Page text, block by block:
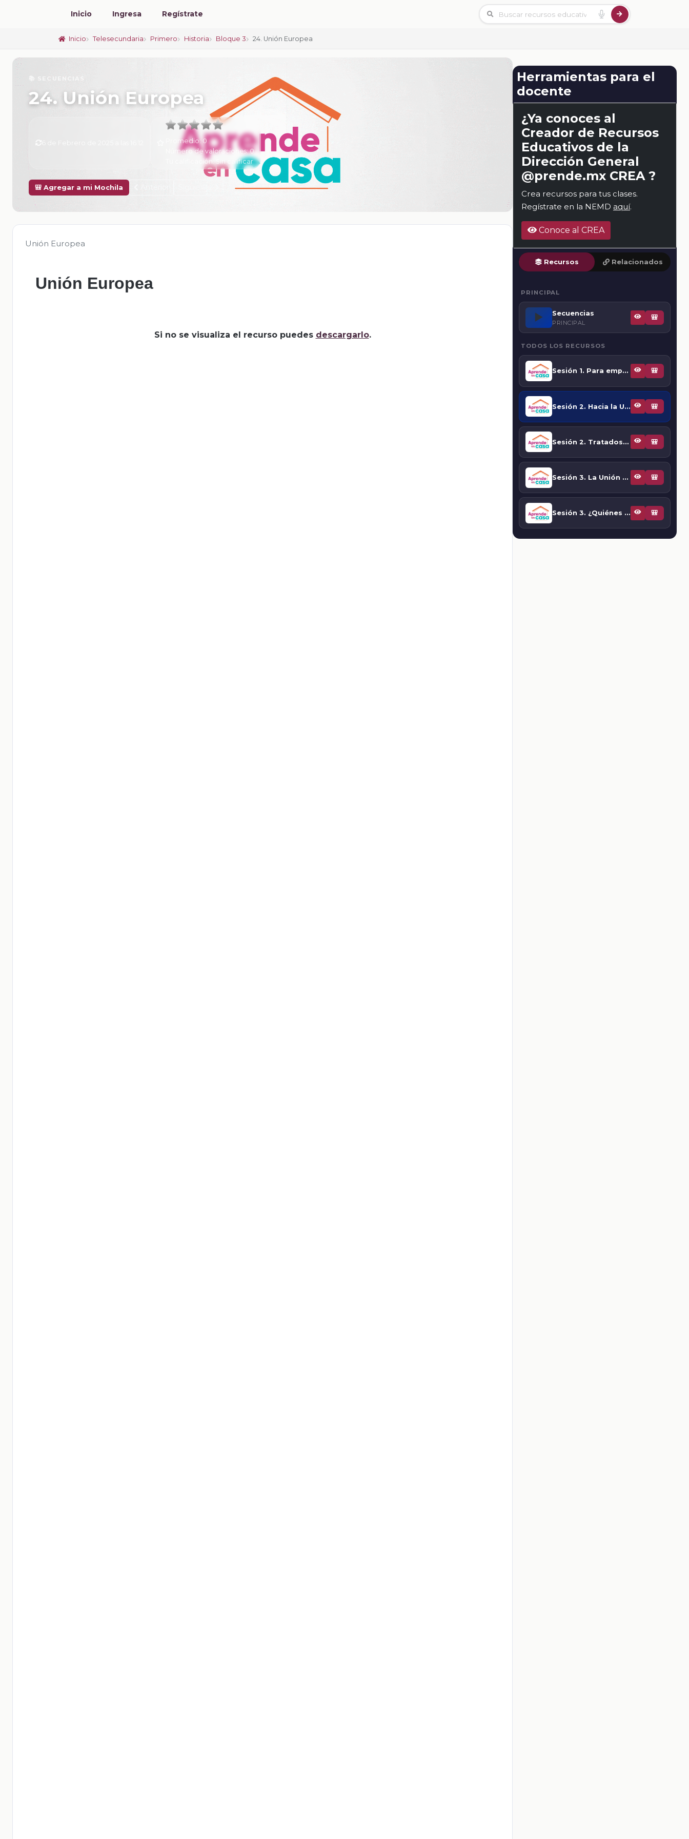
Inicio Ingresa Regístrate
Inicio Telesecundaria Primero Historia Bloque 3 24. Unión Europea
📚 SECUENCIAS
24. Unión Europea
Promedio: 0
Número de valoraciones:0
Tu calificación:Sin calificar
🎒 Agregar a mi Mochila
Unión Europea
Unión Europea
Si no se visualiza el recurso puedes descargarlo.
Herramientas para el
docente
¿Ya conoces al
Creador de Recursos
Educativos de la
Dirección General
@prende.mx CREA ?
Crea recursos para tus clases.
Regístrate en la NEMD aquí.
Conoce al CREA
Recursos Relacionados
PRINCIPAL
▶️ Secuencias
PRINCIPAL
🎒
TODOS LOS RECURSOS
Sesión 1. Para empezar 🎒
Sesión 2. Hacia la Unión Europea 🎒
Sesión 2. Tratados de la unión Europea 🎒
Sesión 3. La Unión Europea en el presente 🎒
Sesión 3. ¿Quiénes son los ciudadanos en la unión Europea? 🎒